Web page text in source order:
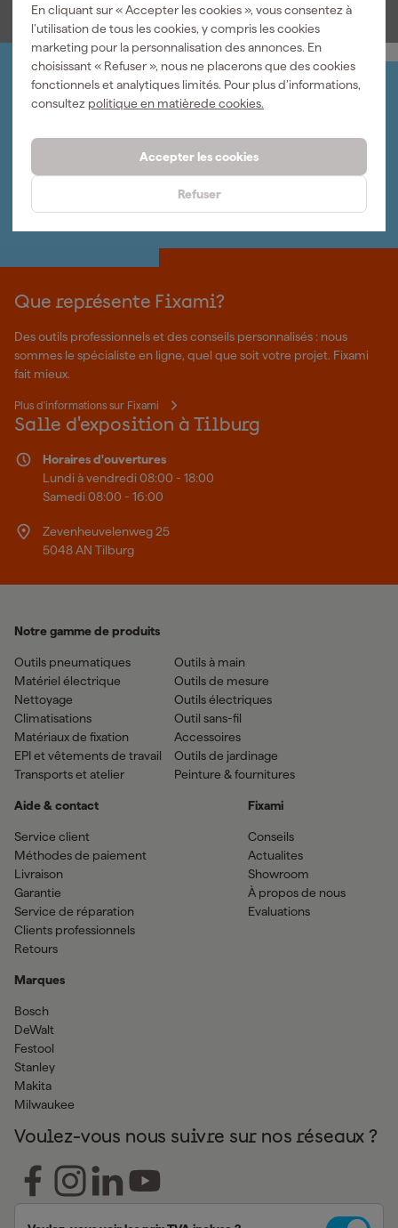
En cliquant sur « Accepter les cookies », vous consentez à
l’utilisation de tous les cookies, y compris les cookies
marketing pour la personnalisation des annonces. En
choisissant « Refuser », nous ne placerons que des cookies
fonctionnels et analytiques limités. Pour plus d’informations,
consultez politique en matièrede cookies.
Accepter les cookies
Refuser
Organisez-le vous-même
Connectez-vous et gérez vos commandes et vos
Abonnez-vous à la newsletter hebdomadaire
Nous nous ferons un plaisir de vous aider. Contactez l'un
Que représente Fixami?
Des outils professionnels et des conseils personnalisés : nous
sommes le spécialiste en ligne, quel que soit votre projet. Fixami
fait mieux.
Plus d'informations sur Fixami
Salle d'exposition à Tilburg
Horaires d'ouvertures
Lundi à vendredi 08:00 - 18:00
Samedi 08:00 - 16:00
Zevenheuvelenweg 25
5048 AN Tilburg
Notre gamme de produits
Outils pneumatiques
Matériel électrique
Nettoyage
Climatisations
Matériaux de fixation
EPI et vêtements de travail
Transports et atelier
Outils à main
Outils de mesure
Outils électriques
Outil sans-fil
Accessoires
Outils de jardinage
Peinture & fournitures
Aide & contact
Service client
Méthodes de paiement
Livraison
Garantie
Service de réparation
Clients professionnels
Retours
Marques
Bosch
DeWalt
Festool
Stanley
Makita
Milwaukee
Fixami
Conseils
Actualites
Showroom
À propos de nous
Evaluations
Voulez-vous nous suivre sur nos réseaux ?